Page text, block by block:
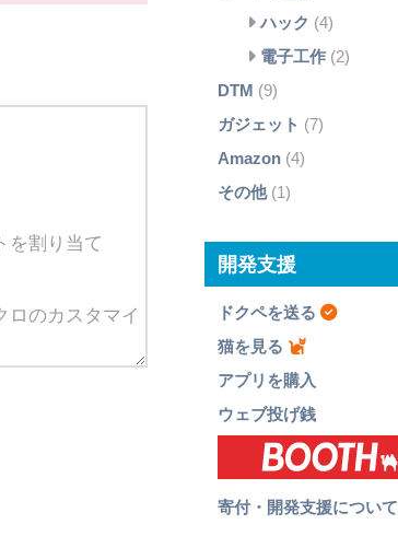
ハック (4)
電子工作 (2)
DTM (9)
ガジェット (7)
Amazon(4)
その他(1)
開発支援
ドクペを送る
猫を見る
アプリを購入
ウェブ投げ銭
寄付・開発支援について